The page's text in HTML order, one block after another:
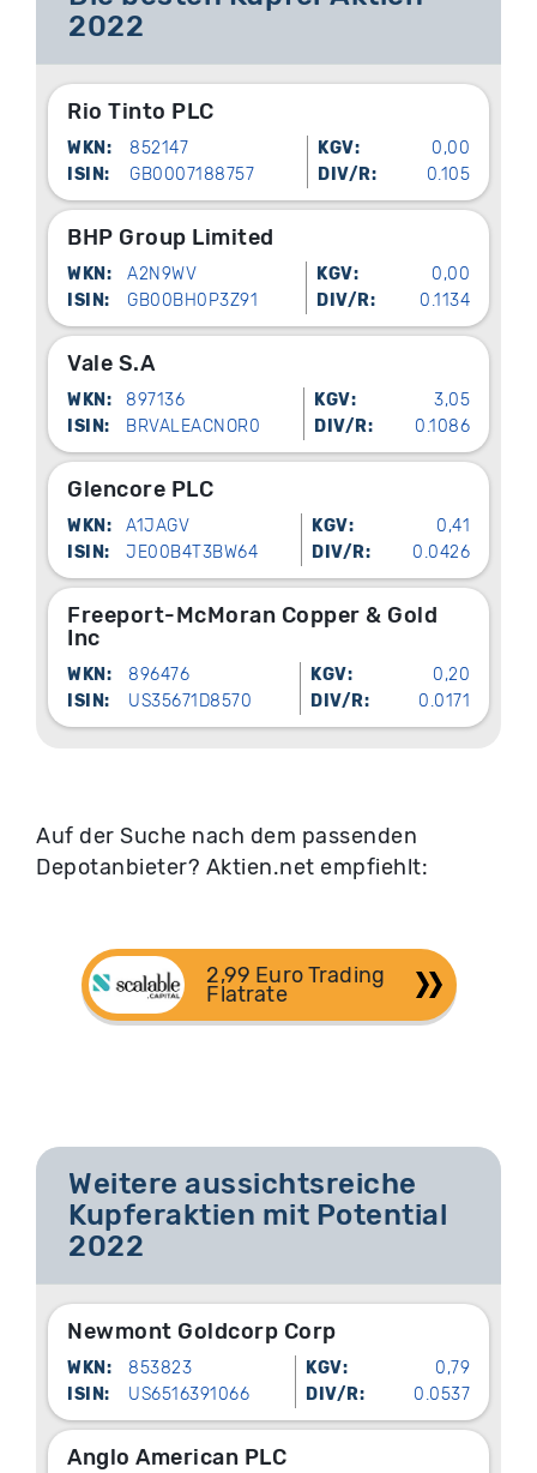
2022
Rio Tinto PLC
WKN: 852147 KGV:
0,00
ISIN:
GB0007188757 DIV/R: 0.105
BHP Group Limited
WKN: A2N9WV KGV:
0,00
ISIN:
GB00BH0P3Z91 DIV/R: 0.1134
Vale S.A
WKN: 897136 KGV:
3,05
ISIN:
BRVALEACNOR0 DIV/R: 0.1086
Glencore PLC
WKN: A1JAGV KGV:
0,41
ISIN:
JE00B4T3BW64 DIV/R: 0.0426
Freeport-McMoran Copper & Gold
Inc
WKN: 896476 KGV:
0,20
ISIN:
US35671D8570 DIV/R: 0.0171
Auf der Suche nach dem passenden
Depotanbieter? Aktien.net empfiehlt:
2,99 Euro Trading
Flatrate
Weitere aussichtsreiche
Kupferaktien mit Potential
2022
Newmont Goldcorp Corp
WKN: 853823 KGV:
0,79
ISIN:
US6516391066 DIV/R: 0.0537
Anglo American PLC